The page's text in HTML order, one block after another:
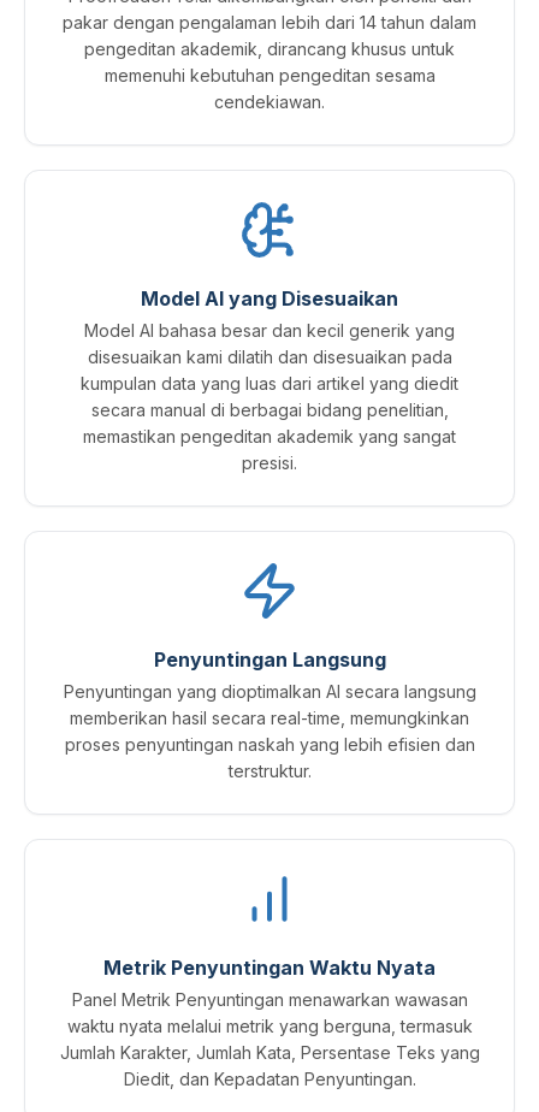
pakar dengan pengalaman lebih dari 14 tahun dalam
pengeditan akademik, dirancang khusus untuk
memenuhi kebutuhan pengeditan sesama
cendekiawan.
Model AI yang Disesuaikan
Model AI bahasa besar dan kecil generik yang
disesuaikan kami dilatih dan disesuaikan pada
kumpulan data yang luas dari artikel yang diedit
secara manual di berbagai bidang penelitian,
memastikan pengeditan akademik yang sangat
presisi.
Penyuntingan Langsung
Penyuntingan yang dioptimalkan AI secara langsung
memberikan hasil secara real-time, memungkinkan
proses penyuntingan naskah yang lebih efisien dan
terstruktur.
Metrik Penyuntingan Waktu Nyata
Panel Metrik Penyuntingan menawarkan wawasan
waktu nyata melalui metrik yang berguna, termasuk
Jumlah Karakter, Jumlah Kata, Persentase Teks yang
Diedit, dan Kepadatan Penyuntingan.